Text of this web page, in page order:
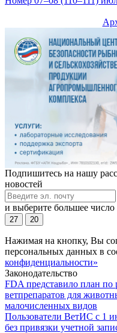
Подпишитесь на нашу
новостей
и выберите большее число
27 20
Нажимая на кнопку, Вы
персональных данных в
конфиденциальности»
Законодательство
FDA представило план по
ветпрепаратов для
малочисленных видов
Пользователи ВетИС с 1
без привязки учетной